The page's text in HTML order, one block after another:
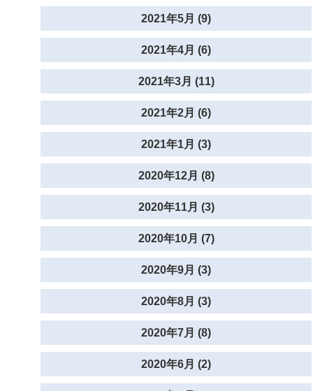
2021年5月 (9)
2021年4月 (6)
2021年3月 (11)
2021年2月 (6)
2021年1月 (3)
2020年12月 (8)
2020年11月 (3)
2020年10月 (7)
2020年9月 (3)
2020年8月 (3)
2020年7月 (8)
2020年6月 (2)